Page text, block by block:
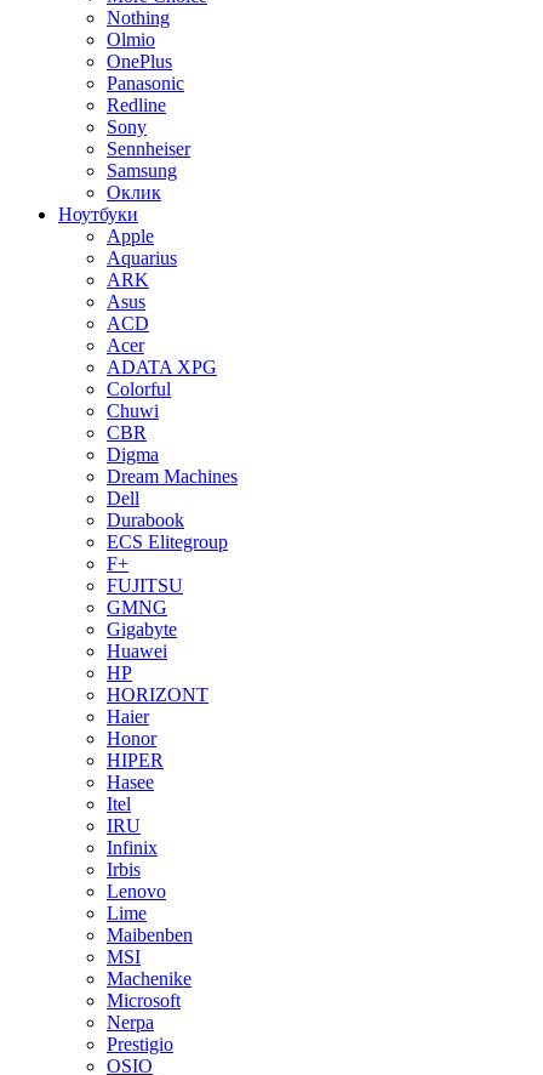
Nothing
Olmio
OnePlus
Panasonic
Redline
Sony
Sennheiser
Samsung
Оклик
Ноутбуки
Apple
Aquarius
ARK
Asus
ACD
Acer
ADATA XPG
Colorful
Chuwi
CBR
Digma
Dream Machines
Dell
Durabook
ECS Elitegroup
F+
FUJITSU
GMNG
Gigabyte
Huawei
HP
HORIZONT
Haier
Honor
HIPER
Hasee
Itel
IRU
Infinix
Irbis
Lenovo
Lime
Maibenben
MSI
Machenike
Microsoft
Nerpa
Prestigio
OSIO